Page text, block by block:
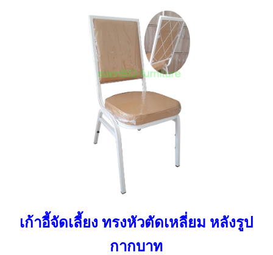
เก้าอี้จัดเลี้ยง ทรงหัวตัดเหลี่ยม หลังรูป
กากบาท